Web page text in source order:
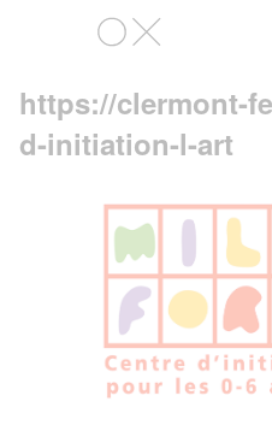
https://clermont-
d-initiation-l-art